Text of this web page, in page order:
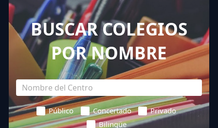
BUSCAR COLEGIOS
POR NOMBRE
Público Concertado
Privado
Bilingüe